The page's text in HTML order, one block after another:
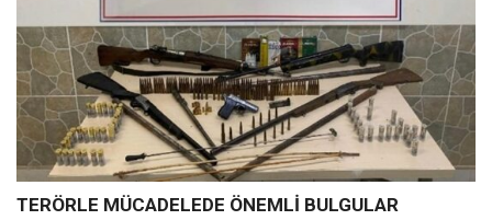
TERÖRLE MÜCADELEDE ÖNEMLİ BULGULAR